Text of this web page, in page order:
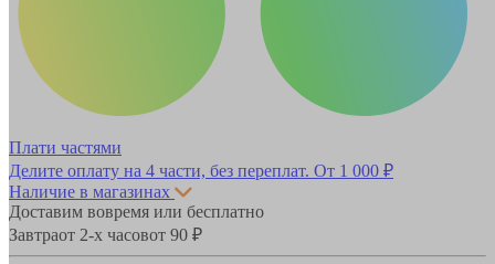
Плати частями
Делите оплату на 4 части, без переплат. От 1 000 ₽
Наличие в магазинах
Доставим вовремя или бесплатно
Завтраот 2-х часовот 90 ₽